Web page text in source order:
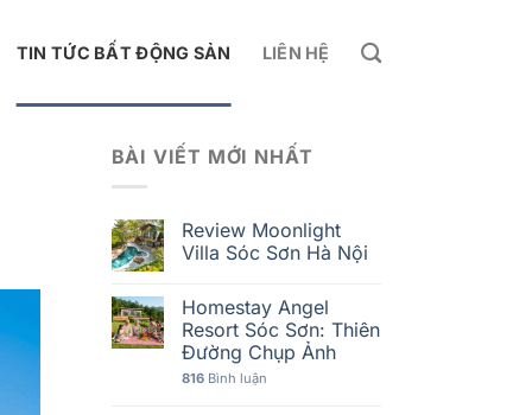
TIN TỨC BẤT ĐỘNG SẢN LIÊN HỆ
BÀI VIẾT MỚI NHẤT
Review Moonlight
Villa Sóc Sơn Hà Nội
Homestay Angel
Resort Sóc Sơn: Thiên
Đường Chụp Ảnh
816Bình luận